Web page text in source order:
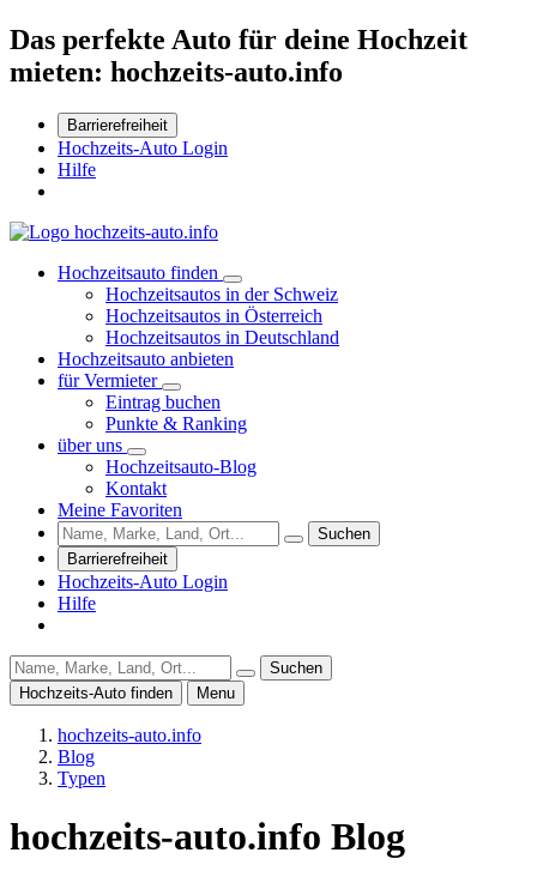
Das perfekte Auto für deine Hochzeit
mieten: hochzeits-auto.info
Barrierefreiheit
Hochzeits-Auto Login
Hilfe
Hochzeitsauto finden
Hochzeitsautos in der Schweiz
Hochzeitsautos in Österreich
Hochzeitsautos in Deutschland
Hochzeitsauto anbieten
für Vermieter
Eintrag buchen
Punkte & Ranking
über uns
Hochzeitsauto-Blog
Kontakt
Meine Favoriten
Suchen
Barrierefreiheit
Hochzeits-Auto Login
Hilfe
Suchen
Hochzeits-Auto finden
Menu
hochzeits-auto.info
Blog
Typen
hochzeits-auto.info Blog